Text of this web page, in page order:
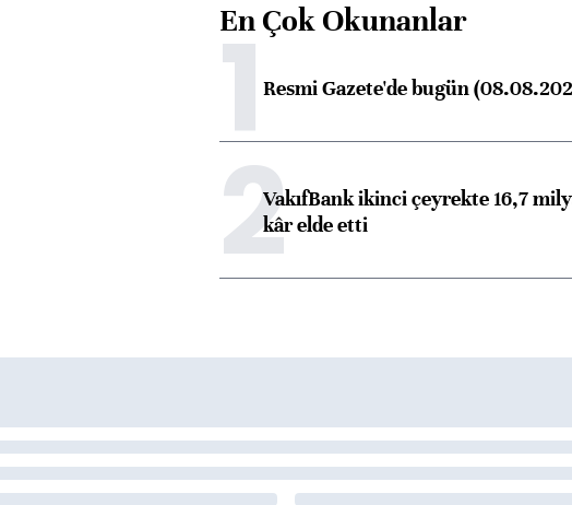
En Çok Okunanlar
1Resmi Gazete'de bugün
2VakıfBank ikinci çeyrekte 16,7
kâr elde etti